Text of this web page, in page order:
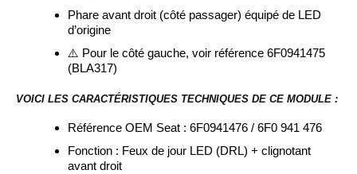
Phare avant droit (côté passager) équipé de LED
d’origine
⚠️ Pour le côté gauche, voir référence 6F0941475
(BLA317)
VOICI LES CARACTÉRISTIQUES TECHNIQUES DE CE MODULE :
Référence OEM Seat : 6F0941476 / 6F0 941 476
Fonction : Feux de jour LED (DRL) + clignotant
avant droit